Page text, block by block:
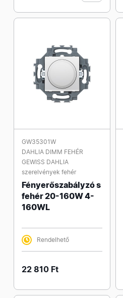
GW35301W
DAHLIA DIMM FEHÉR
GEWISS DAHLIA
szerelvények fehér
Fényerőszabályzó s
fehér 20-160W 4-
160WL
Rendelhető
22 810 Ft